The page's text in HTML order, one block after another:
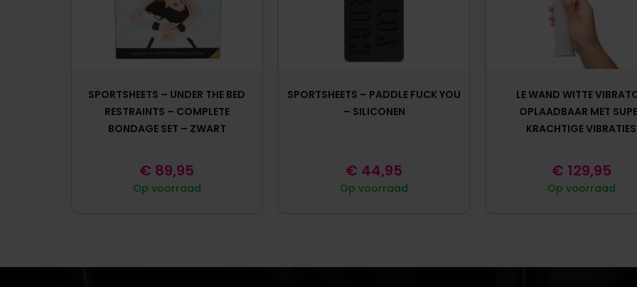
SPORTSHEETS – UNDER THE BED
RESTRAINTS – COMPLETE
BONDAGE SET – ZWART
Op voorraad
€ 89,95
SPORTSHEETS – PADDLE FUCK YOU
– SILICONEN
Op voorraad
€ 44,95
LE WAND WITTE
OPLAADBAAR MET
KRACHTIGE VIBRATIES
Op voorraad
€ 129,95